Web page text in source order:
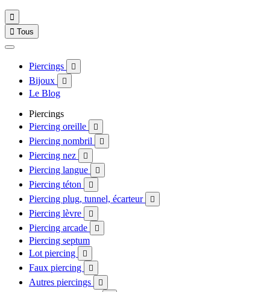

 Tous
Piercings 
Bijoux 
Le Blog
Piercings
Piercing oreille

Piercing nombril 
Piercing nez 
Piercing langue 
Piercing téton 
Piercing plug, tunnel, écarteur 
Piercing lèvre 
Piercing arcade 
Piercing septum
Lot piercing

Faux piercing 
Autres piercings 